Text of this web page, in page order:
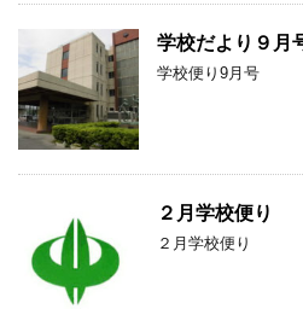
学校だより９月
学校便り9月号
２月学校便り
２月学校便り